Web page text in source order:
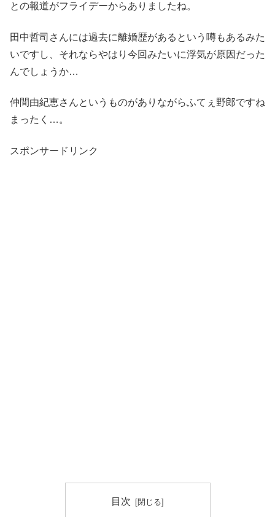
との報道がフライデーからありましたね。
田中哲司さんには過去に離婚歴があるという噂もあるみた
いですし、それならやはり今回みたいに浮気が原因だった
んでしょうか…
仲間由紀恵さんというものがありながらふてぇ野郎ですね
まったく…。
スポンサードリンク
目次